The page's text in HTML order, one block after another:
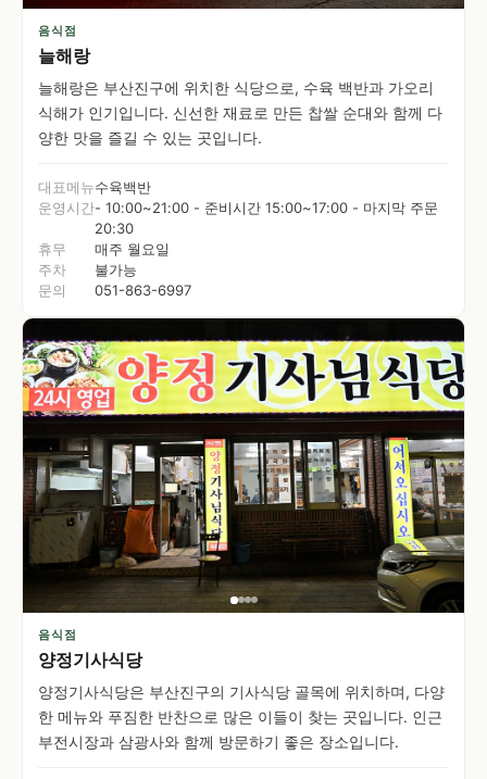
음식점
늘해랑
늘해랑은 부산진구에 위치한 식당으로, 수육 백반과 가오리
식해가 인기입니다. 신선한 재료로 만든 찹쌀 순대와 함께 다
양한 맛을 즐길 수 있는 곳입니다.
대표메뉴수육백반
운영시간- 10:00~21:00 - 준비시간 15:00~17:00 - 마지막 주문
20:30
휴무
매주 월요일
주차
불가능
문의
051-863-6997
음식점
양정기사식당
양정기사식당은 부산진구의 기사식당 골목에 위치하며, 다양
한 메뉴와 푸짐한 반찬으로 많은 이들이 찾는 곳입니다. 인근
부전시장과 삼광사와 함께 방문하기 좋은 장소입니다.